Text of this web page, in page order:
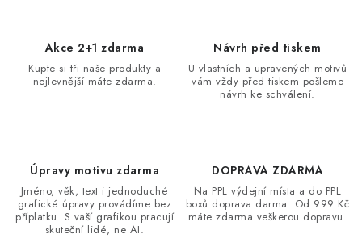
Akce 2+1 zdarma
Kupte si tři naše produkty a
nejlevnější máte zdarma.
Návrh před tiskem
U vlastních a upravených motivů
vám vždy před tiskem pošleme
návrh ke schválení.
Úpravy motivu zdarma
Jméno, věk, text i jednoduché
grafické úpravy provádíme bez
příplatku. S vaší grafikou pracují
skuteční lidé, ne AI.
DOPRAVA ZDARMA
Na PPL výdejní místa a do PPL
boxů doprava darma. Od 999 Kč
máte zdarma veškerou dopravu.